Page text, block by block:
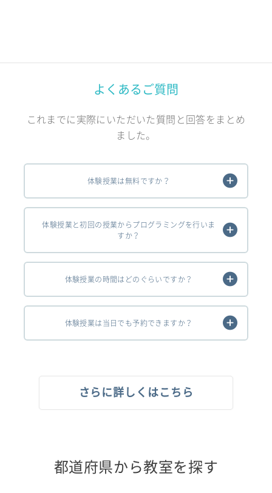
よくあるご質問
これまでに実際にいただいた質問と回答をまとめ
ました。
体験授業は無料ですか？
体験授業と初回の授業からプログラミングを行いま
すか？
体験授業の時間はどのぐらいですか？
体験授業は当日でも予約できますか？
さらに詳しくはこちら
都道府県から教室を探す